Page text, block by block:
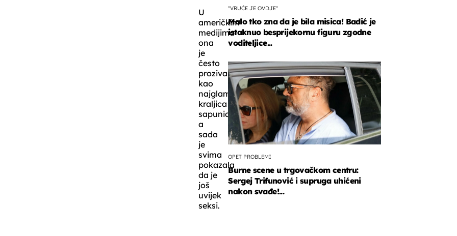
U
američkim
medijima
ona
je
često
prozivana
kao
najglamuroznija
kraljica
sapunica,
a
sada
je
svima
pokazala
da je
još
uvijek
seksi.
"VRUĆE JE OVDJE"
Malo tko zna da je bila misica! Badić je
istaknuo besprijekornu figuru zgodne
voditeljice...
OPET PROBLEMI
Burne scene u trgovačkom centru:
Sergej Trifunović i supruga uhićeni
nakon svađe!...